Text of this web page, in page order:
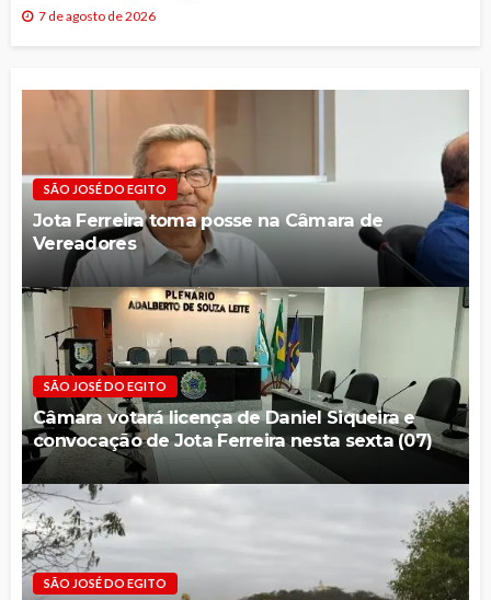
7 de agosto de 2026
SÃO JOSÉ DO EGITO
Jota Ferreira toma posse na Câmara de
Vereadores
SÃO JOSÉ DO EGITO
Câmara votará licença de Daniel Siqueira e
convocação de Jota Ferreira nesta sexta (07)
SÃO JOSÉ DO EGITO